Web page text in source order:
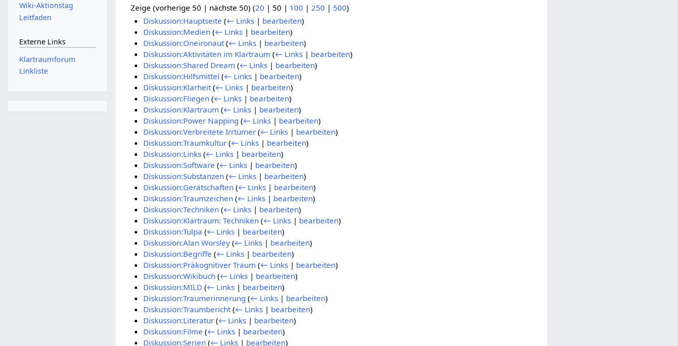
Zeige (vorherige 50 | nächste 50) (20 | 50 | 100 | 250 | 500)
Diskussion:Hauptseite (← Links| bearbeiten)
Diskussion:Medien (← Links| bearbeiten)
Diskussion:Oneironaut (← Links| bearbeiten)
Diskussion:Aktivitäten im Klartraum (← Links| bearbeiten)
Diskussion:Shared Dream (← Links| bearbeiten)
Diskussion:Hilfsmittel (← Links| bearbeiten)
Diskussion:Klarheit (← Links| bearbeiten)
Diskussion:Fliegen (← Links| bearbeiten)
Diskussion:Klartraum (← Links| bearbeiten)
Diskussion:Power Napping (← Links| bearbeiten)
Diskussion:Verbreitete Irrtümer (← Links| bearbeiten)
Diskussion:Traumkultur (← Links| bearbeiten)
Diskussion:Links (← Links| bearbeiten)
Diskussion:Software (← Links| bearbeiten)
Diskussion:Substanzen (← Links| bearbeiten)
Diskussion:Gerätschaften (← Links| bearbeiten)
Diskussion:Traumzeichen (← Links| bearbeiten)
Diskussion:Techniken (← Links| bearbeiten)
Diskussion:Klartraum: Techniken (← Links| bearbeiten)
Diskussion:Tulpa (← Links| bearbeiten)
Diskussion:Alan Worsley (← Links| bearbeiten)
Diskussion:Begriffe (← Links| bearbeiten)
Diskussion:Präkognitiver Traum (← Links| bearbeiten)
Diskussion:Wikibuch (← Links| bearbeiten)
Diskussion:MILD (← Links| bearbeiten)
Diskussion:Traumerinnerung (← Links| bearbeiten)
Diskussion:Traumbericht (← Links| bearbeiten)
Diskussion:Literatur (← Links| bearbeiten)
Diskussion:Filme (← Links| bearbeiten)
Diskussion:Serien (← Links| bearbeiten)
Wiki-Aktionstag
Leitfaden
Externe Links
Klartraumforum
Linkliste